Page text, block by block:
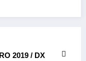
2019 / DX